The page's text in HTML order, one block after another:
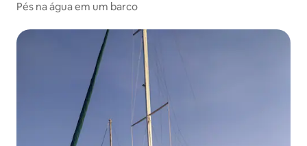
Pés na água em um barco